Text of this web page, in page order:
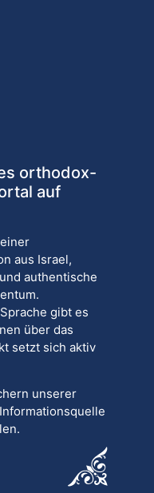
orthodox-
auf
aus Israel,
authentische
gibt es
über das
setzt sich aktiv
unserer